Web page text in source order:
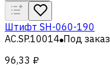
Штифт SH-060-190
AC.SP.10014 Под заказ
96,33 ₽